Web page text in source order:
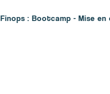
Finops : Bootcamp - Mise